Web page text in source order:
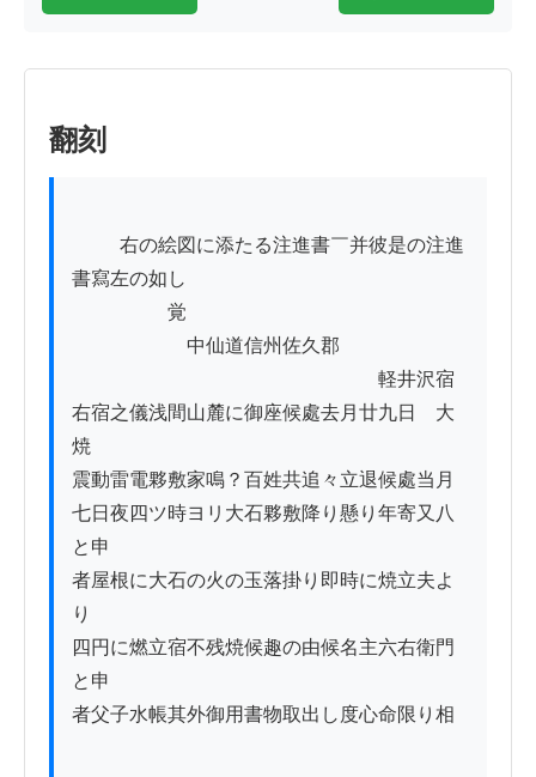
翻刻
書寫左の如し
覚
中仙道信州佐久郡
軽井沢宿
右宿之儀浅間山麓に御座候處去月廿九日ゟ大
焼
震動雷電夥敷家鳴？百姓共追々立退候處当月
七日夜四ツ時ヨリ大石夥敷降り懸り年寄又八
と申
者屋根に大石の火の玉落掛り即時に焼立夫よ
り
四円に燃立宿不残焼候趣の由候名主六右衛門
と申
者父子水帳其外御用書物取出し度心命限り相